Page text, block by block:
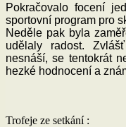
Pokračovalo focení
sportovní program pro
Neděle pak byla
udělaly radost.
nesnáší, se tentokrát
hezké hodnocení a
Trofeje ze setkání :